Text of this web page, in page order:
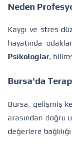
Neden
Kaygı ve stres
hayatında
Psikologlar,
Bursa'da
Bursa, gelişmiş
arasından doğru
değerlere